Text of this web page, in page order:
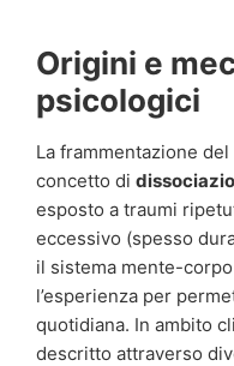
Origini e
psicologici
La frammentazione
concetto di
esposto a traumi
eccessivo (spesso
il sistema mente-
l’esperienza per
quotidiana. In ambito
descritto attraverso